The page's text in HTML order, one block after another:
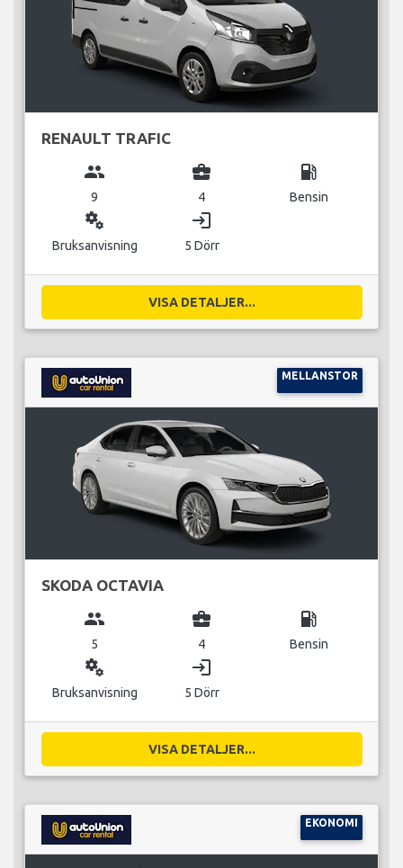
RENAULT TRAFIC
group
9
business_center
4
local_gas_station
Bensin
miscellaneous_services
Bruksanvisning
login
5 Dörr
VISA DETALJER...
MELLANSTOR
SKODA OCTAVIA
group
5
business_center
4
local_gas_station
Bensin
miscellaneous_services
Bruksanvisning
login
5 Dörr
VISA DETALJER...
EKONOMI